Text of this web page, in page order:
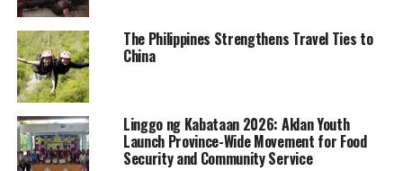
The Philippines Strengthens Travel Ties to
China
Linggo ng Kabataan 2026: Aklan Youth
Launch Province-Wide Movement for Food
Security and Community Service